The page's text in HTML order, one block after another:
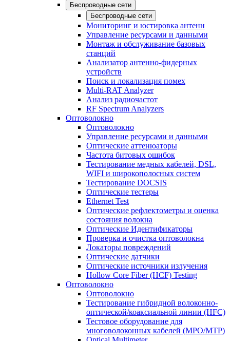
Беспроводные сети
Беспроводные сети
Мониторинг и юстировка антенн
Управление ресурсами и данными
Монтаж и обслуживание базовых
станций
Анализатор антенно-фидерных
устройств
Поиск и локализация помех
Multi-RAT Analyzer
Анализ радиочастот
RF Spectrum Analyzers
Оптоволокно
Оптоволокно
Управление ресурсами и данными
Оптические aттенюаторы
Частота битовых ошибок
Тестирование медных кабелей, DSL,
WIFI и широкополосных систем
Тестирование DOCSIS
Оптические тестеры
Ethernet Test
Оптические рефлектометры и оценка
состояния волокна
Оптические Идентификаторы
Проверка и очистка оптоволокна
Локаторы повреждений
Оптические датчики
Оптические источники излучения
Hollow Core Fiber (HCF) Testing
Оптоволокно
Оптоволокно
Тестирование гибридной волоконно-
оптической/коаксиальной линии (HFC)
Тестовое оборудование для
многоволоконных кабелей (MPO/MTP)